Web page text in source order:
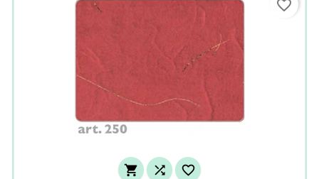
  
favorite_border